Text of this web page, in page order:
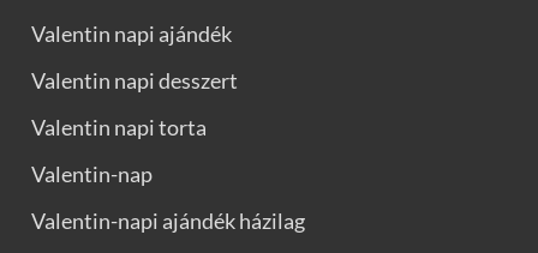
Valentin napi ajándék
Valentin napi desszert
Valentin napi torta
Valentin-nap
Valentin-napi ajándék házilag